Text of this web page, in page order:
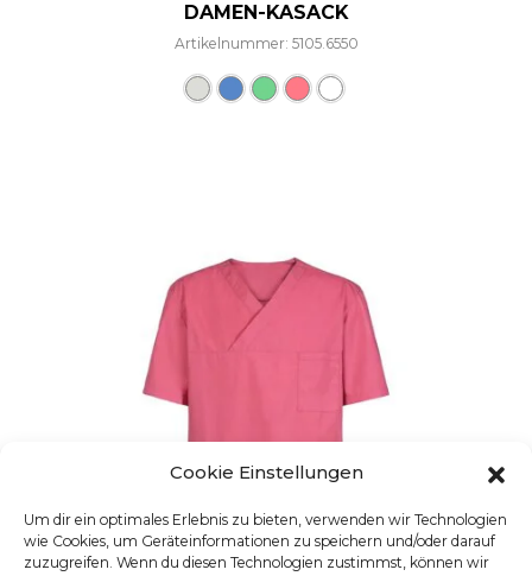
Cookie Einstellungen
Um dir ein optimales Erlebnis zu bieten, verwenden wir Technologien
wie Cookies, um Geräteinformationen zu speichern und/oder darauf
zuzugreifen. Wenn du diesen Technologien zustimmst, können wir
DAMEN-KASACK
Artikelnummer: 5105.6550